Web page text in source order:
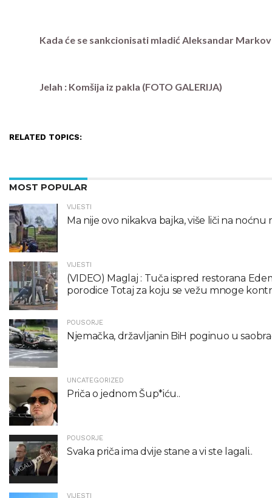
Kada će se sankcionisati mladić Aleksandar
Jelah : Komšija iz pakla (FOTO GALERIJA)
RELATED TOPICS:
MOST POPULAR
VIJESTI
Ma nije ovo nikakva bajka, više liči na noćnu
VIJESTI
(VIDEO) Maglaj : Tuča ispred restorana
porodice Totaj za koju se vežu mnoge
POUSORJE
Njemačka, državljanin BiH poginuo u
UNCATEGORIZED
Priča o jednom Šup*iću..
POUSORJE
Svaka priča ima dvije stane a vi ste lagali..
VIJESTI